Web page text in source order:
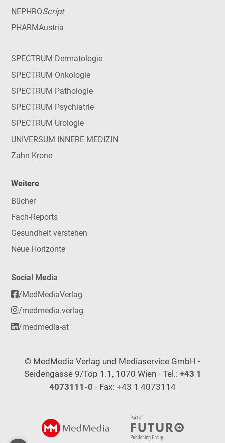
NEPHROScript
PHARMAustria
SPECTRUM Dermatologie
SPECTRUM Onkologie
SPECTRUM Pathologie
SPECTRUM Psychiatrie
SPECTRUM Urologie
UNIVERSUM INNERE MEDIZIN
Zahn Krone
Weitere
Bücher
Fach-Reports
Gesundheit verstehen
Neue Horizonte
Social Media
/MedMediaVerlag
/medmedia.verlag
/medmedia-at
© MedMedia Verlag und Mediaservice GmbH -
Seidengasse 9/Top 1.1, 1070 Wien - Tel.: +43 1
4073111-0 - Fax: +43 1 4073114